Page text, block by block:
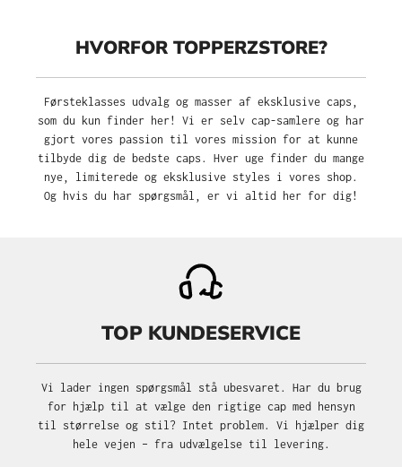
HVORFOR TOPPERZSTORE?
Førsteklasses udvalg og masser af eksklusive caps,
som du kun finder her! Vi er selv cap-samlere og har
gjort vores passion til vores mission for at kunne
tilbyde dig de bedste caps. Hver uge finder du mange
nye, limiterede og eksklusive styles i vores shop.
Og hvis du har spørgsmål, er vi altid her for dig!
TOP KUNDESERVICE
Vi lader ingen spørgsmål stå ubesvaret. Har du brug
for hjælp til at vælge den rigtige cap med hensyn
til størrelse og stil? Intet problem. Vi hjælper dig
hele vejen – fra udvælgelse til levering.